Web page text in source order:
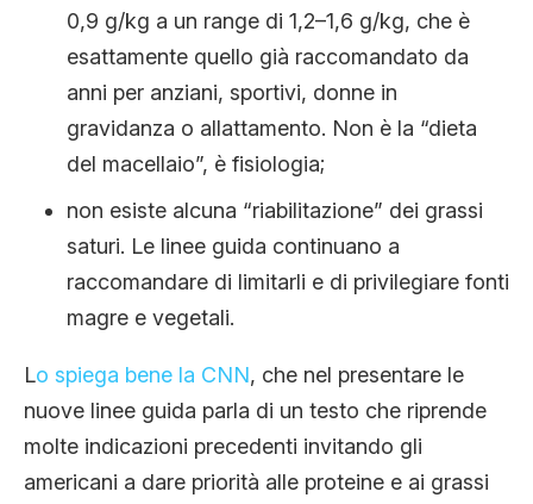
0,9 g/kg a un range di 1,2–1,6 g/kg, che è
esattamente quello già raccomandato da
anni per anziani, sportivi, donne in
gravidanza o allattamento. Non è la “dieta
del macellaio”, è fisiologia;
non esiste alcuna “riabilitazione” dei grassi
saturi. Le linee guida continuano a
raccomandare di limitarli e di privilegiare fonti
magre e vegetali.
Lo spiega bene la CNN, che nel presentare le
nuove linee guida parla di un testo che riprende
molte indicazioni precedenti invitando gli
americani a dare priorità alle proteine e ai grassi